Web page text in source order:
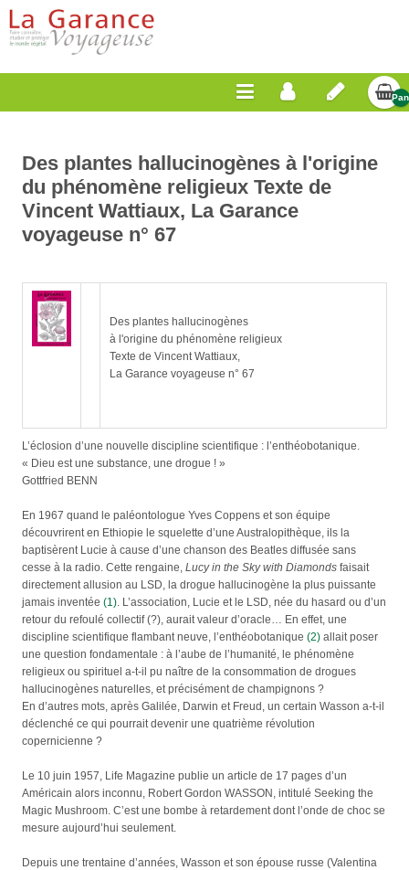
Des plantes hallucinogènes à l'origine
du phénomène religieux Texte de
Vincent Wattiaux, La Garance
voyageuse n° 67
Des plantes hallucinogènes
à l'origine du phénomène religieux
Texte de Vincent Wattiaux,
La Garance voyageuse n° 67
L’éclosion d’une nouvelle discipline scientifique : l’enthéobotanique.
« Dieu est une substance, une drogue ! »
Gottfried BENN
En 1967 quand le paléontologue Yves Coppens et son équipe
découvrirent en Ethiopie le squelette d’une Australopithèque, ils la
baptisèrent Lucie à cause d’une chanson des Beatles diffusée sans
cesse à la radio. Cette rengaine, Lucy in the Sky with Diamonds faisait
directement allusion au LSD, la drogue hallucinogène la plus puissante
jamais inventée (1). L’association, Lucie et le LSD, née du hasard ou d’un
retour du refoulé collectif (?), aurait valeur d’oracle… En effet, une
discipline scientifique flambant neuve, l’enthéobotanique (2) allait poser
une question fondamentale : à l’aube de l’humanité, le phénomène
religieux ou spirituel a-t-il pu naître de la consommation de drogues
hallucinogènes naturelles, et précisément de champignons ?
En d’autres mots, après Galilée, Darwin et Freud, un certain Wasson a-t-il
déclenché ce qui pourrait devenir une quatrième révolution
copernicienne ?
Le 10 juin 1957, Life Magazine publie un article de 17 pages d’un
Américain alors inconnu, Robert Gordon WASSON, intitulé Seeking the
Magic Mushroom. C’est une bombe à retardement dont l’onde de choc se
mesure aujourd’hui seulement.
Depuis une trentaine d’années, Wasson et son épouse russe (Valentina